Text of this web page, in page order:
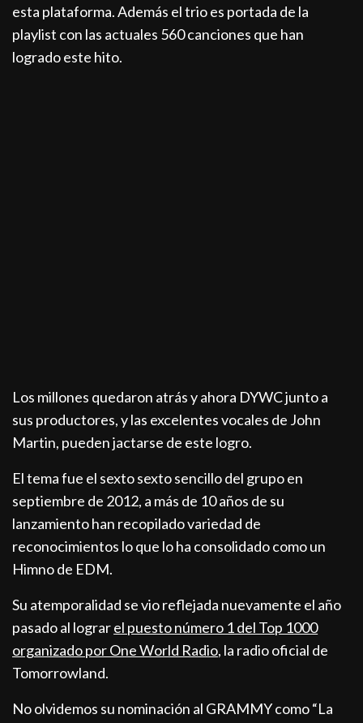
esta plataforma. Además el trio es portada de la
playlist con las actuales 560 canciones que han
logrado este hito.
Los millones quedaron atrás y ahora DYWC junto a
sus productores, y las excelentes vocales de John
Martin, pueden jactarse de este logro.
El tema fue el sexto sexto sencillo del grupo en
septiembre de 2012, a más de 10 años de su
lanzamiento han recopilado variedad de
reconocimientos lo que lo ha consolidado como un
Himno de EDM.
Su atemporalidad se vio reflejada nuevamente el año
pasado al lograrel puesto número 1 del Top 1000
organizado por One World Radio, la radio oficial de
Tomorrowland.
No olvidemos su nominación al GRAMMY como “La